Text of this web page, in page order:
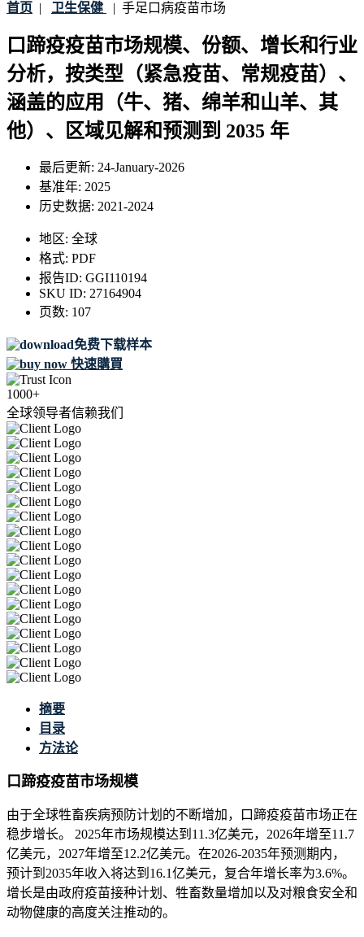
首页 | 卫生保健 | 手足口病疫苗市场
口蹄疫疫苗市场规模、份额、增长和行业
分析，按类型（紧急疫苗、常规疫苗）、
涵盖的应用（牛、猪、绵羊和山羊、其
他）、区域见解和预测到 2035 年
最后更新: 24-January-2026
基准年: 2025
历史数据: 2021-2024
地区: 全球
格式: PDF
报告ID: GGI110194
SKU ID: 27164904
页数: 107
免费下载样本
快速購買
1000+
全球领导者信赖我们
摘要
目录
方法论
口蹄疫疫苗市场规模
由于全球牲畜疾病预防计划的不断增加，口蹄疫疫苗市场正在
稳步增长。 2025年市场规模达到11.3亿美元，2026年增至11.7
亿美元，2027年增至12.2亿美元。在2026-2035年预测期内，
预计到2035年收入将达到16.1亿美元，复合年增长率为3.6%。
增长是由政府疫苗接种计划、牲畜数量增加以及对粮食安全和
动物健康的高度关注推动的。